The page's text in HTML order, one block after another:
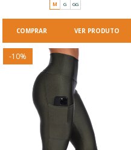
M G GG
VER PRODUTO
-10%